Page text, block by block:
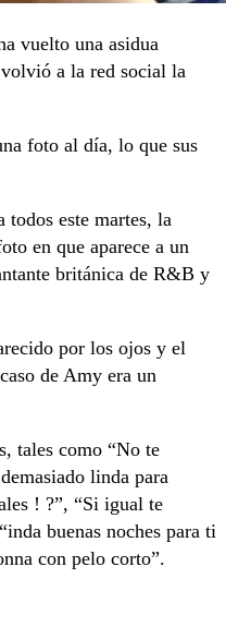
vuelto una asidua
a la red social la
foto al día, lo que sus
todos este martes, la
en que aparece a un
británica de R&B y
por los ojos y el
de Amy era un
tales como “No te
linda para
! ?”, “Si igual te
buenas noches para ti
con pelo corto”.